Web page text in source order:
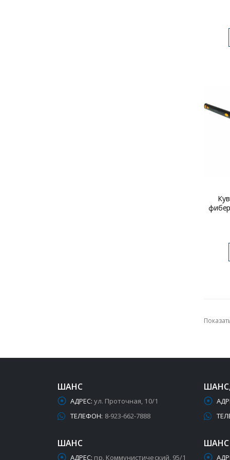
ШАНС
АДРЕС: ул. Проточная, 10/1
ТЕЛЕФОН: 8-923-662-7888
ШАНС
АДРЕС: пр. Коммунистический, 95/1
ШАНС